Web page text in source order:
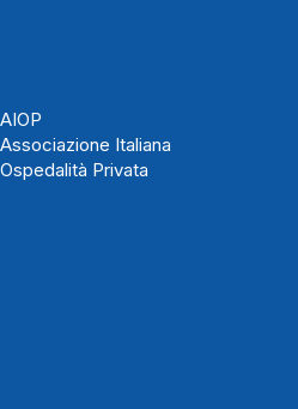
AIOP
Associazione Italiana
Ospedalità Privata